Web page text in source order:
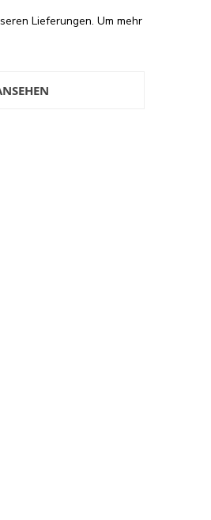
Lieferungen. Um mehr